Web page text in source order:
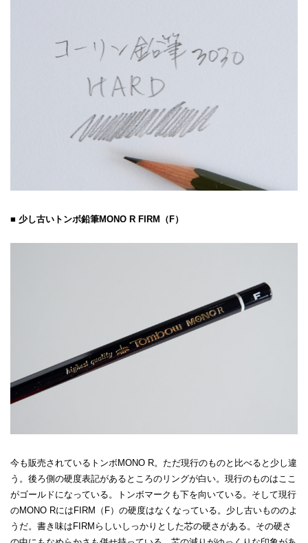
■ 少し古いトンボ鉛筆MONO R FIRM（F）
今も販売されているトンボMONO R。ただ現行のものと比べると少し違
う。後ろ側の硬度表記があるところのリングが白い。現行のものはここ
がゴールドになっている。トンボマークも下を向いている。そして現行
のMONO RにはFIRM（F）の硬度はなくなっている。少し古いもののよ
うだ。書き味はFIRMらしいしっかりとした芯の硬さがある。その硬さ